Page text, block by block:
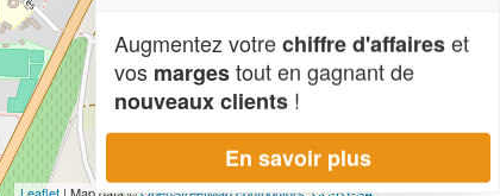
Augmentez votrechiffre d'affaireset
vos margestout en gagnant de
nouveaux clients !
En savoir plus